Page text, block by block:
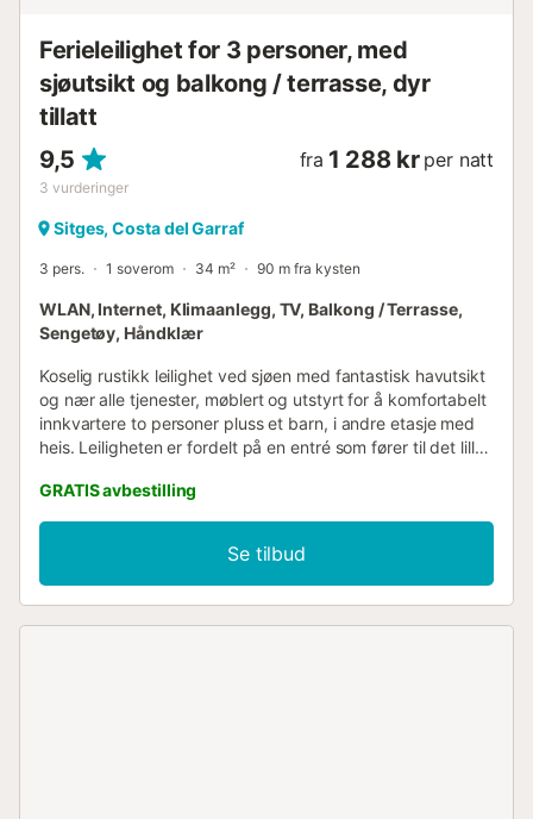
Ferieleilighet for 3 personer, med
sjøutsikt og balkong / terrasse, dyr
tillatt
9,5
3 vurderinger
fra 1 288 kr per natt
Sitges, Costa del Garraf
3 pers. 1 soverom 34 m² 90 m fra kysten
WLAN, Internet, Klimaanlegg, TV, Balkong / Terrasse,
Sengetøy, Håndklær
Koselig rustikk leilighet ved sjøen med fantastisk havutsikt
og nær alle tjenester, møblert og utstyrt for å komfortabelt
innkvartere to personer pluss et barn, i andre etasje med
heis. Leiligheten er fordelt på en entré som fører til det lille,
sovesofa og utgang til terrasse med havutsikt, bad med
dusj, 1 innvendig dobbeltrom med 1 dobbeltseng og vifte.
Innebygde garderober, terrassemøbler og markiser.
Klimaanlegg i stuen og elektrisk oppvarming. Heis i
bygget....
GRATIS avbestilling
Se tilbud